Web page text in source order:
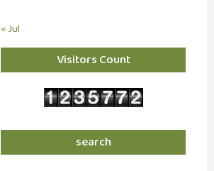
« Jul
Visitors Count
search
Search